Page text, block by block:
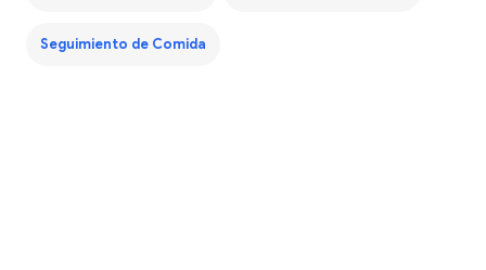
Seguimiento de Comida